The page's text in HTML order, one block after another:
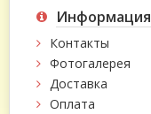
Информация
Контакты
Фотогалерея
Доставка
Оплата